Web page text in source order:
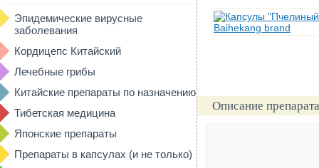
Эпидемические вирусные
заболевания
Кордицепс Китайский
Лечебные грибы
Китайские препараты по назначению
Тибетская медицина
Японские препараты
Препараты в капсулах (и не только)
Описание